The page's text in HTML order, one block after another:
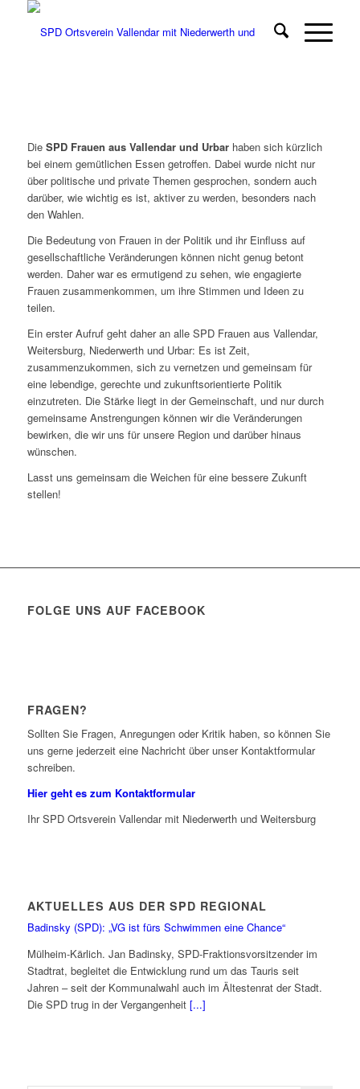
Die SPD Frauen aus Vallendar und Urbarhaben sich kürzlich
bei einem gemütlichen Essen getroffen. Dabei wurde nicht nur
über politische und private Themen gesprochen, sondern auch
darüber, wie wichtig es ist, aktiver zu werden, besonders nach
den Wahlen.
Die Bedeutung von Frauen in der Politik und ihr Einfluss auf
gesellschaftliche Veränderungen können nicht genug betont
werden. Daher war es ermutigend zu sehen, wie engagierte
Frauen zusammenkommen, um ihre Stimmen und Ideen zu
teilen.
Ein erster Aufruf geht daher an alle SPD Frauen aus Vallendar,
Weitersburg, Niederwerth und Urbar: Es ist Zeit,
zusammenzukommen, sich zu vernetzen und gemeinsam für
eine lebendige, gerechte und zukunftsorientierte Politik
einzutreten. Die Stärke liegt in der Gemeinschaft, und nur durch
gemeinsame Anstrengungen können wir die Veränderungen
bewirken, die wir uns für unsere Region und darüber hinaus
wünschen.
Lasst uns gemeinsam die Weichen für eine bessere Zukunft
stellen!
FOLGE UNS AUF FACEBOOK
FRAGEN?
Sollten Sie Fragen, Anregungen oder Kritik haben, so können Sie
uns gerne jederzeit eine Nachricht über unser Kontaktformular
schreiben.
Hier geht es zum Kontaktformular
Ihr SPD Ortsverein Vallendar mit Niederwerth und Weitersburg
AKTUELLES AUS DER SPD REGIONAL
Badinsky (SPD): „VG ist fürs Schwimmen eine Chance“
Mülheim-Kärlich. Jan Badinsky, SPD-Fraktionsvorsitzender im
Stadtrat, begleitet die Entwicklung rund um das Tauris seit
Jahren – seit der Kommunalwahl auch im Ältestenrat der Stadt.
Die SPD trug in der Vergangenheit [...]